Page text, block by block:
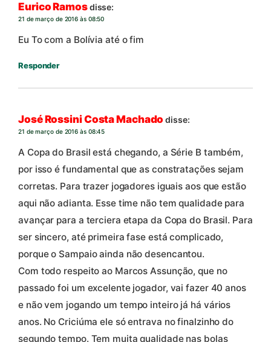
Eurico Ramosdisse:
21 de março de 2016 às 08:50
Eu To com a Bolívia até o fim
Responder
José Rossini Costa Machado disse:
21 de março de 2016 às 08:45
A Copa do Brasil está chegando, a Série B também,
por isso é fundamental que as constratações sejam
corretas. Para trazer jogadores iguais aos que estão
aqui não adianta. Esse time não tem qualidade para
avançar para a terciera etapa da Copa do Brasil. Para
ser sincero, até primeira fase está complicado,
porque o Sampaio ainda não desencantou.
Com todo respeito ao Marcos Assunção, que no
passado foi um excelente jogador, vai fazer 40 anos
e não vem jogando um tempo inteiro já há vários
anos. No Criciúma ele só entrava no finalzinho do
segundo tempo. Tem muita qualidade nas bolas